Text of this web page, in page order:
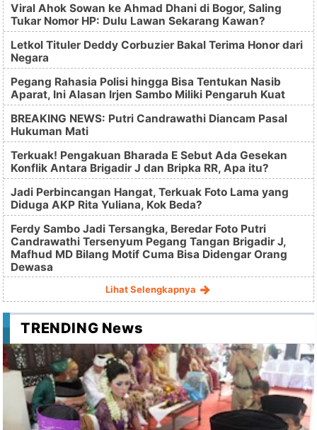
Viral Ahok Sowan ke Ahmad Dhani di Bogor, Saling
Tukar Nomor HP: Dulu Lawan Sekarang Kawan?
Letkol Tituler Deddy Corbuzier Bakal Terima Honor dari
Negara
Pegang Rahasia Polisi hingga Bisa Tentukan Nasib
Aparat, Ini Alasan Irjen Sambo Miliki Pengaruh Kuat
BREAKING NEWS: Putri Candrawathi Diancam Pasal
Hukuman Mati
Terkuak! Pengakuan Bharada E Sebut Ada Gesekan
Konflik Antara Brigadir J dan Bripka RR, Apa itu?
Jadi Perbincangan Hangat, Terkuak Foto Lama yang
Diduga AKP Rita Yuliana, Kok Beda?
Ferdy Sambo Jadi Tersangka, Beredar Foto Putri
Candrawathi Tersenyum Pegang Tangan Brigadir J,
Mafhud MD Bilang Motif Cuma Bisa Didengar Orang
Dewasa
Lihat Selengkapnya
TRENDING News